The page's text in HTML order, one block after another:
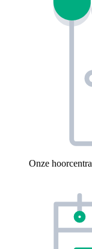
Onze hoorcentra